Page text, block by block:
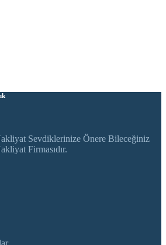
Sevdiklerinize Önere Bileceğiniz
Firmasıdır.